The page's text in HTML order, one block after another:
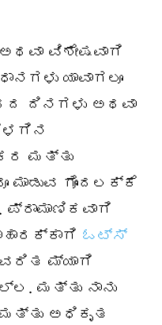
ವಿಶೇಷವಾಗಿ
ಯಾವಾಗಲೂ
ದಿನಗಳು ಅಥವಾ
ಮತ್ತು
ಗೊಂದಲಕ್ಕೆ
ಪ್ರಾಮಾಣಿಕವಾಗಿ
ಓಟ್ಸ್
ಮ್ಯಾಗಿ
ಮತ್ತು ನಾನು
ಅಧಿಕೃತ